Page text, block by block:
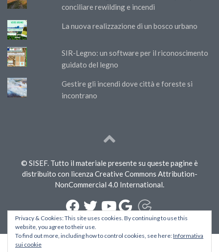
conciliare rewilding e incendi
La nuova realizzazione di un bosco urbano
SIR-Legno: un software per il riconoscimento
guidato del legno
Gestire gli incendi dove città e foreste si
incontrano
© SISEF. Tutto il materiale presente su queste pagine è
distribuito con licenza Creative Commons Attribution-
NonCommercial 4.0 International.
Privacy & Cookies: This site uses cookies. By continuing to use this
website, you agree to their use.
To find out more, including how to control cookies, see here:Informativa
sui cookie